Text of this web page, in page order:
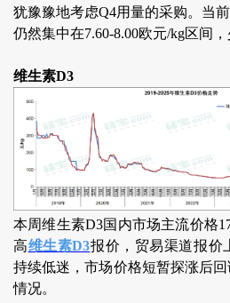
犹豫豫地考虑Q4用量的采购。当
仍然集中在7.60-8.00欧元/kg区间，
维生素D3
本周维生素D3国内市场主流价格
高维生素D3报价，贸易渠道报价
持续低迷，市场价格短暂探涨后
情况。